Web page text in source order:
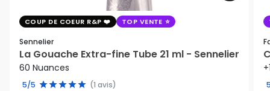
COUP DE COEUR R&P TOP VENTE
Sennelier
La Gouache Extra-fine Tube 21 ml - Sennelier
60 Nuances
5/5 (1 avis)